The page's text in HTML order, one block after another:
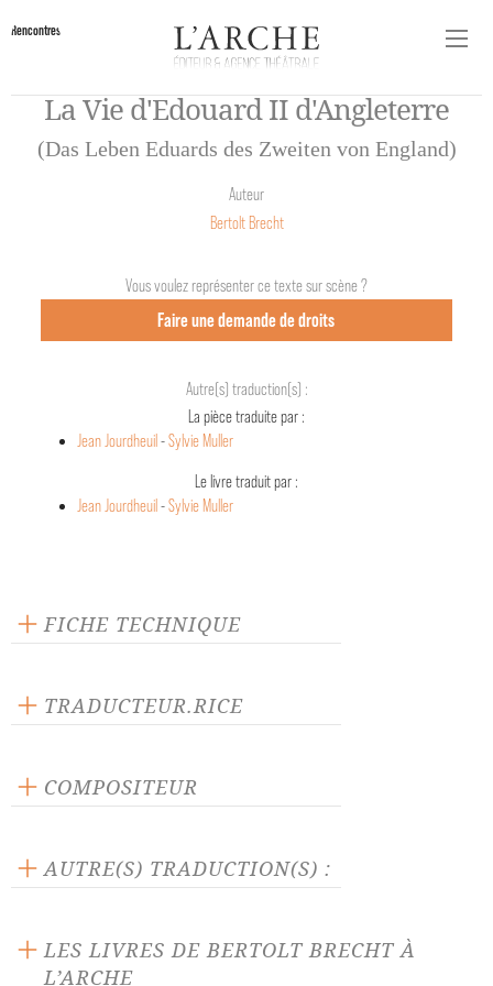
Rencontres
La Vie d'Edouard II d'Angleterre
(Das Leben Eduards des Zweiten von England)
Auteur
Bertolt Brecht
Vous voulez représenter ce texte sur scène ?
Faire une demande de droits
Autre(s) traduction(s) :
La pièce traduite par :
Jean Jourdheuil -Sylvie Muller
Le livre traduit par :
Jean Jourdheuil -Sylvie Muller
FICHE TECHNIQUE
Langue source : allemand
Nombre de personnages masculins : 20
TRADUCTEUR.RICE
COMPOSITEUR
AUTRE(S) TRADUCTION(S) :
LES LIVRES DE BERTOLT BRECHT À
L’ARCHE